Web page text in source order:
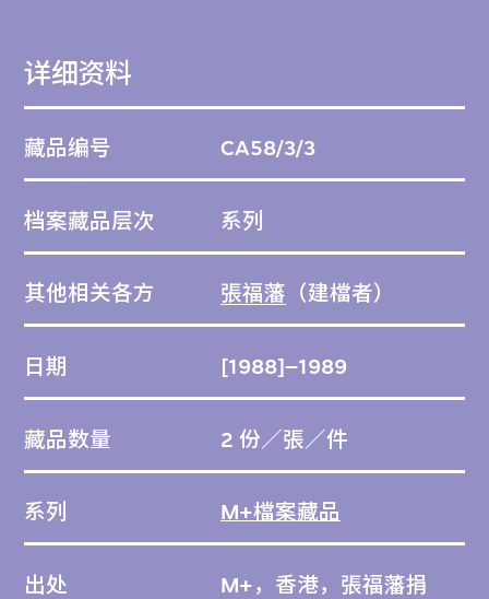
详细资料
藏品编号 CA58/3/3
档案藏品层次 系列
其他相关各方 張福藩 （建檔者）
日期 [1988]–1989
藏品数量 2 份／張／件
系列 M+檔案藏品
出处
M+，香港，張福藩捐